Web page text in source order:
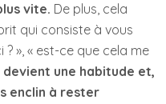
vite. De plus, cela
qui consiste à vous
», « est-ce que cela me
une habitude et,
enclin à rester